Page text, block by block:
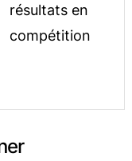
résultats en
compétition